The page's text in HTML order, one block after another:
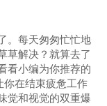
。每天匆匆忙忙地
草解决？就算去了
看小编为你推荐的
你在结束疲惫工作
觉和视觉的双重爆